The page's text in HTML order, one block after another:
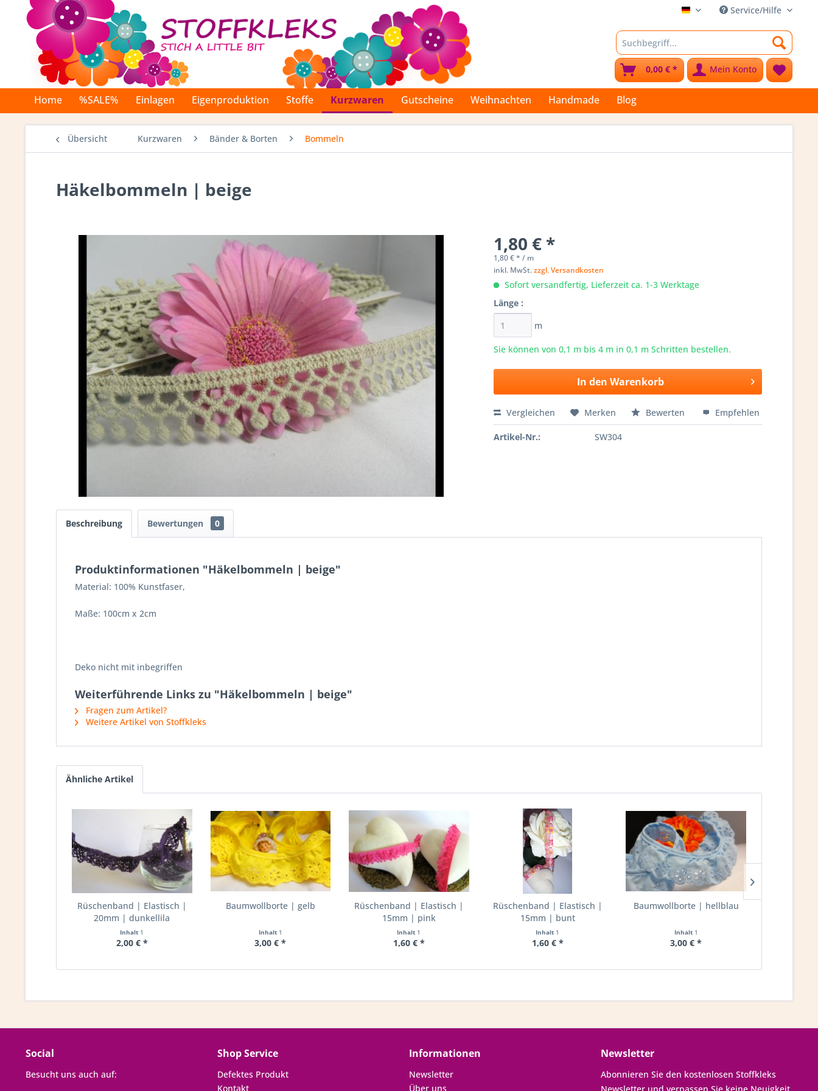
Stoffkleks Service/Hilfe
Mein Konto
0,00 € *
Home %SALE% Einlagen Eigenproduktion Stoffe Kurzwaren Gutscheine Weihnachten Handmade Blog
Übersicht Kurzwaren Bänder & Borten Bommeln
Häkelbommeln | beige
1,80 € *
1,80 € * / m
inkl. MwSt.zzgl. Versandkosten
Sofort versandfertig, Lieferzeit ca. 1-3 Werktage
Länge :
m
Sie können von 0,1 m bis4 m in 0,1 m Schritten bestellen.
In den Warenkorb
Vergleichen Merken Bewerten Empfehlen
Artikel-Nr.: SW304
Beschreibung Bewertungen 0
Produktinformationen "Häkelbommeln | beige"
Material: 100% Kunstfaser,
Maße: 100cm x 2cm
Deko nicht mit inbegriffen
Weiterführende Links zu "Häkelbommeln | beige"
Fragen zum Artikel?
Weitere Artikel von Stoffkleks
Ähnliche Artikel
Rüschenband | Elastisch |
20mm | dunkellila
Inhalt 1
2,00 € *
Baumwollborte | gelb
Inhalt 1
3,00 € *
Rüschenband | Elastisch |
15mm | pink
Inhalt 1
1,60 € *
Rüschenband | Elastisch |
15mm | bunt
Inhalt 1
1,60 € *
Baumwollborte | hellblau
Inhalt 1
3,00 € *
Social
Besucht uns auch auf:
Shop Service
Defektes Produkt
Kontakt
Informationen
Newsletter
Über uns
Newsletter
Abonnieren Sie den kostenlosen Stoffkleks